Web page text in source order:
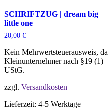
SCHRIFTZUG | dream big
little one
20,00 €
Kein Mehrwertsteuerausweis, da
Kleinunternehmer nach §19 (1)
UStG.
zzgl. Versandkosten
Lieferzeit: 4-5 Werktage